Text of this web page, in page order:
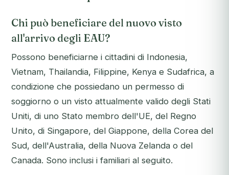
Chi può beneficiare del nuovo visto
all'arrivo degli EAU?
Possono beneficiarne i cittadini di Indonesia,
Vietnam, Thailandia, Filippine, Kenya e Sudafrica, a
condizione che possiedano un permesso di
soggiorno o un visto attualmente valido degli Stati
Uniti, di uno Stato membro dell'UE, del Regno
Unito, di Singapore, del Giappone, della Corea del
Sud, dell'Australia, della Nuova Zelanda o del
Canada. Sono inclusi i familiari al seguito.